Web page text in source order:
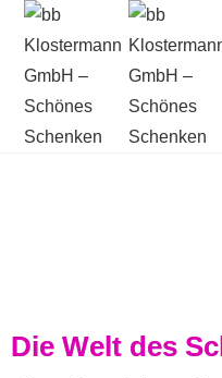
Die Welt des